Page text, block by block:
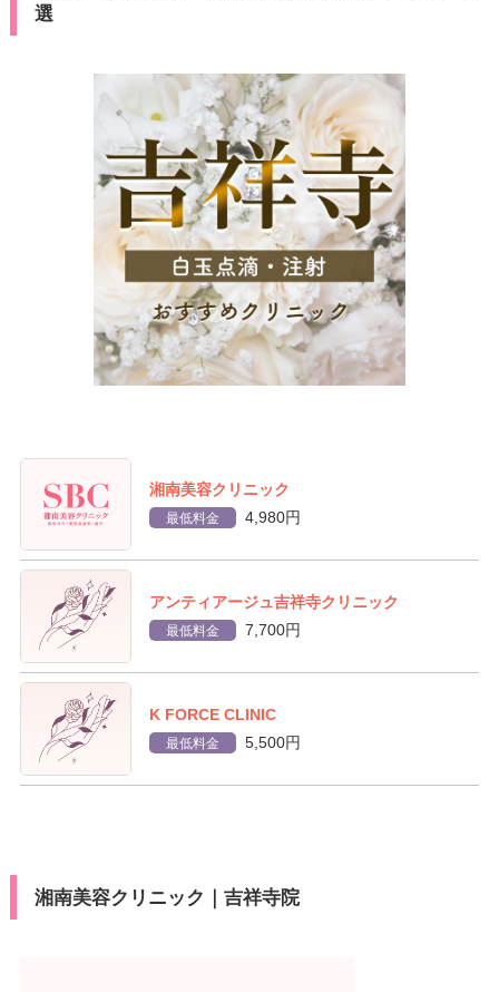
選
湘南美容クリニック
最低料金 4,980円
アンティアージュ吉祥寺クリニック
最低料金 7,700円
K FORCE CLINIC
最低料金 5,500円
湘南美容クリニック｜吉祥寺院